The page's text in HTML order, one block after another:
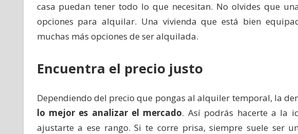
casa puedan tener todo lo que necesitan. No olvides que
opciones para alquilar. Una vivienda que está bien
muchas más opciones de ser alquilada.
Encuentra el precio justo
Dependiendo del precio que pongas al alquiler temporal, la
lo mejor es analizar el mercado. Así podrás hacerte a la
ajustarte a ese rango. Si te corre prisa, siempre suele ser